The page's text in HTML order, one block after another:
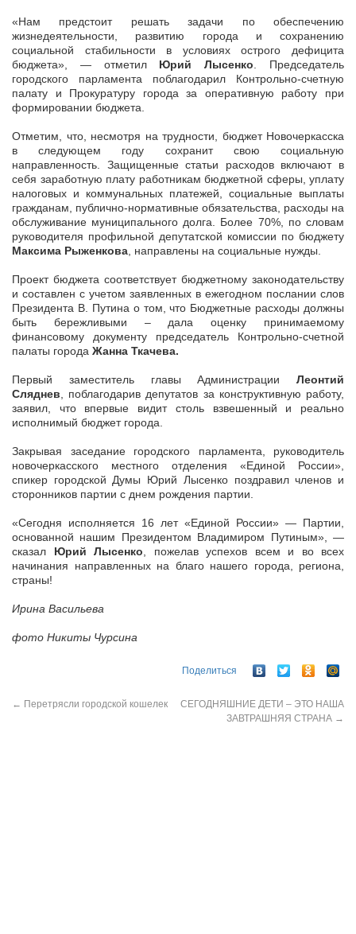
«Нам предстоит решать задачи по обеспечению
жизнедеятельности, развитию города и сохранению
социальной стабильности в условиях острого дефицита
бюджета», — отметил Юрий Лысенко . Председатель
городского парламента поблагодарил Контрольно-счетную
палату и Прокуратуру города за оперативную работу при
формировании бюджета.
Отметим, что, несмотря на трудности, бюджет Новочеркасска
в следующем году сохранит свою социальную
направленность. Защищенные статьи расходов включают в
себя заработную плату работникам бюджетной сферы, уплату
налоговых и коммунальных платежей, социальные выплаты
гражданам, публично-нормативные обязательства, расходы на
обслуживание муниципального долга. Более 70%, по словам
руководителя профильной депутатской комиссии по бюджету
Максима Рыженкова , направлены на социальные нужды.
Проект бюджета соответствует бюджетному законодательству
и составлен с учетом заявленных в ежегодном послании слов
Президента В. Путина о том, что Бюджетные расходы должны
быть бережливыми – дала оценку принимаемому
финансовому документу председатель Контрольно-счетной
палаты города Жанна Ткачева.
Первый заместитель главы Администрации Леонтий
Сляднев , поблагодарив депутатов за конструктивную работу,
заявил, что впервые видит столь взвешенный и реально
исполнимый бюджет города.
Закрывая заседание городского парламента, руководитель
новочеркасского местного отделения «Единой России»,
спикер городской Думы Юрий Лысенко поздравил членов и
сторонников партии с днем рождения партии.
«Сегодня исполняется 16 лет «Единой России» — Партии,
основанной нашим Президентом Владимиром Путиным», —
сказал Юрий Лысенко , пожелав успехов всем и во всех
начинания направленных на благо нашего города, региона,
страны!
Ирина Васильева
фото Никиты Чурсина
Поделиться
← Перетрясли городской кошелек
СЕГОДНЯШНИЕ ДЕТИ – ЭТО НАША
ЗАВТРАШНЯЯ СТРАНА →